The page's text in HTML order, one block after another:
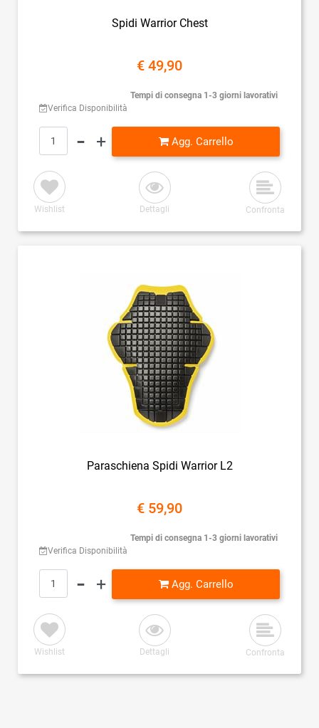
Spidi Warrior Chest
€ 49,90
Verifica Disponibilità
Tempi di consegna 1-3 giorni lavorativi
Quantità
Agg. Carrello
Wishlist Dettagli Confronta
Paraschiena Spidi Warrior L2
€ 59,90
Verifica Disponibilità
Tempi di consegna 1-3 giorni lavorativi
Quantità
Agg. Carrello
Wishlist Dettagli Confronta